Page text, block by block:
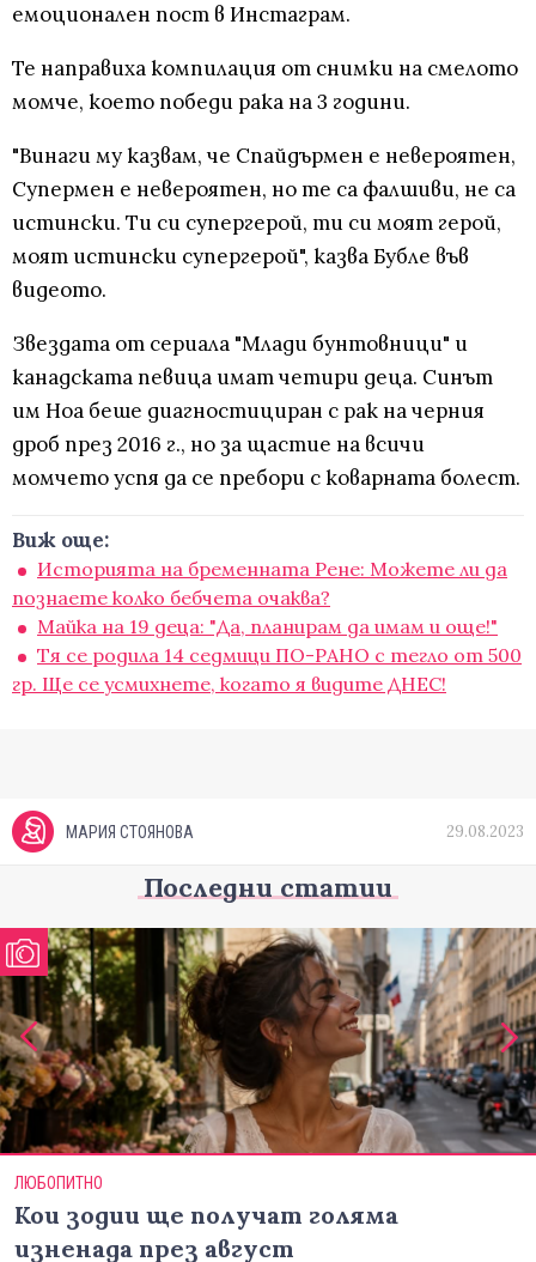
емоционален пост в Инстаграм.
Те направиха компилация от снимки на смелото
момче, което победи рака на 3 години.
"Винаги му казвам, че Спайдърмен е невероятен,
Супермен е невероятен, но те са фалшиви, не са
истински. Ти си супергерой, ти си моят герой,
моят истински супергерой", казва Бубле във
видеото.
Звездата от сериала "Млади бунтовници" и
канадската певица имат четири деца. Синът
им Ноа беше диагностициран с рак на черния
дроб през 2016 г., но за щастие на всичи
момчето успя да се пребори с коварната болест.
Виж още:
Историята на бременната Рене: Можете ли да
познаете колко бебчета очаква?
Майка на 19 деца: "Да, планирам да имам и още!"
Тя се родила 14 седмици ПО-РАНО с тегло от 500
гр. Ще се усмихнете, когато я видите ДНЕС!
МАРИЯ СТОЯНОВА 29.08.2023
Последни статии
ЛЮБОПИТНО
Кои зодии ще получат голяма
изненада през август